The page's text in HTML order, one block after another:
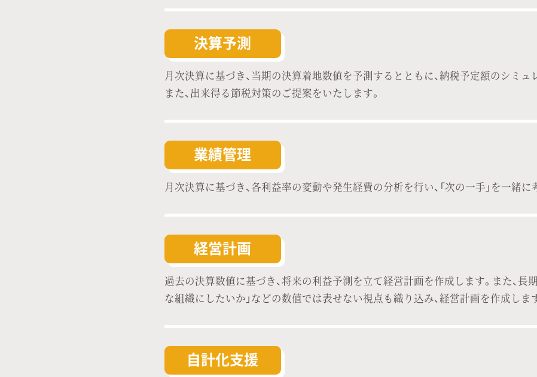
決算予測
月次決算に基づき、当期の決算着地数値を予測するとともに、納税予定額のシミュ
また、出来得る節税対策のご提案をいたします。
業績管理
月次決算に基づき、各利益率の変動や発生経費の分析を行い、「次の一手」を一緒に
経営計画
過去の決算数値に基づき、将来の利益予測を立て経営計画を作成します。また、長
な組織にしたいか」などの数値では表せない視点も織り込み、経営計画を作成しま
自計化支援